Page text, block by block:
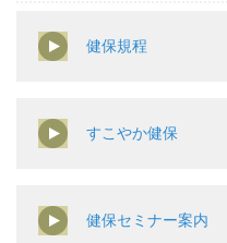
健保規程
すこやか健保
健保セミナー案内